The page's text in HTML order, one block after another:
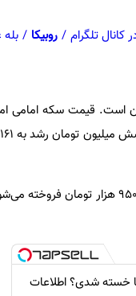
تلگرام / روبیکا /
30 خرداد به شکل تکفروشی 168 میلیون و 990 هزار تومان است.
قیمت نیم‌سکه بهار آزادی امروز 88 میلیون و 20 هزار تومان است. ربع‌سکه 48 میلیون و
خسته شدی؟ اطلاعات